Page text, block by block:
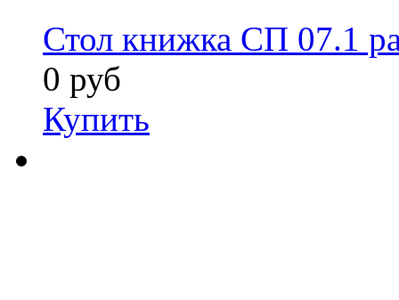
Стол книжка СП 07.1
0 руб
Купить